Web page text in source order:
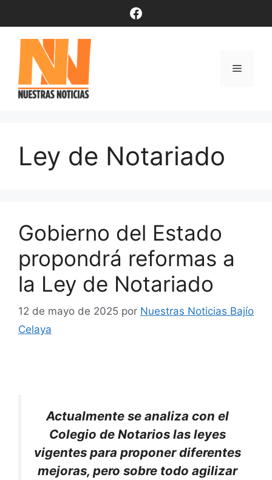
contenido
Facebook
Menú
Ley de Notariado
Gobierno del Estado
propondrá reformas a
la Ley de Notariado
12 de mayo de 2025 por Nuestras Noticias Bajío
Celaya
Actualmente se analiza con el
Colegio de Notarios las leyes
vigentes para proponer diferentes
mejoras, pero sobre todo agilizar